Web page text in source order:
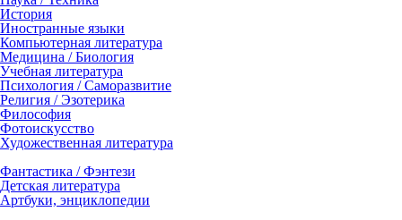
История
Иностранные языки
Компьютерная литература
Медицина / Биология
Учебная литература
Психология / Саморазвитие
Религия / Эзотерика
Философия
Фотоискусство
Художественная литература
Фантастика / Фэнтези
Детская литература
Артбуки, энциклопедии